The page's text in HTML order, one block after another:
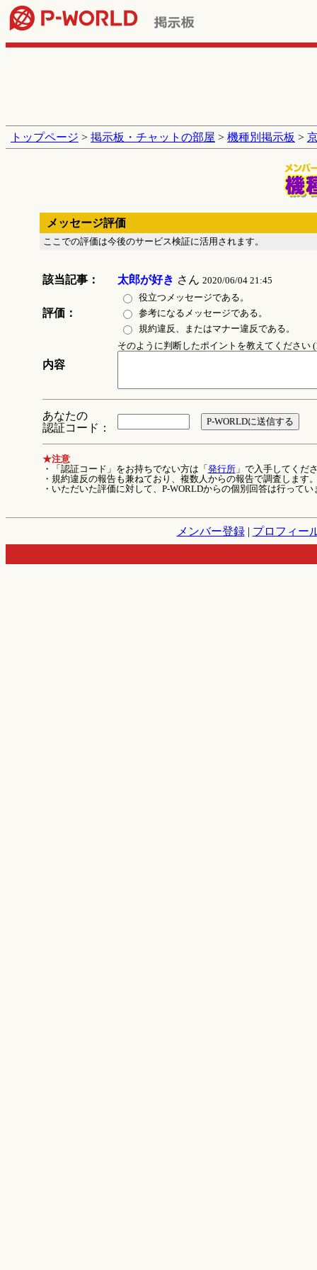
トップページ > 掲示板・チャットの部屋 > 機種別掲示板 >
メッセージ評価
ここでの評価は今後のサービス検証に活用されます。
該当記事： 太郎が好き さん 2020/06/04 21:45
評価：
役立つメッセージである。
参考になるメッセージである。
規約違反、またはマナー違反である。
内容
そのように判断したポイントを教えてください
あなたの
認証コード：
★注意
・「認証コード」をお持ちでない方は「 発行所」で入手してくだ
・規約違反の報告も兼ねており、複数人からの報告で調査します
・いただいた評価に対して、P-WORLDからの個別回答は行ってい
メンバー登録| プロフィー